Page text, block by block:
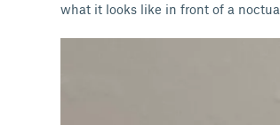
what it looks like in front of a noctua